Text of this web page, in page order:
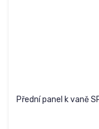
Přední panel k vaně